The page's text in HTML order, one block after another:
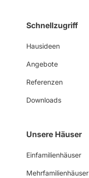
Schnellzugriff
Hausideen
Angebote
Referenzen
Downloads
Unsere Häuser
Einfamilienhäuser
Mehrfamilienhäuser